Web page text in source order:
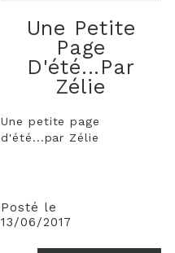
Une Petite
Page
D'été...par
Zélie
Une petite page
d'été...par Zélie
Posté le
13/06/2017